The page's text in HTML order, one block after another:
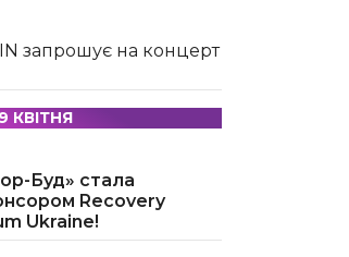
запрошує на концерт
КВІТНЯ
Буд» стала
Recovery
Ukraine!